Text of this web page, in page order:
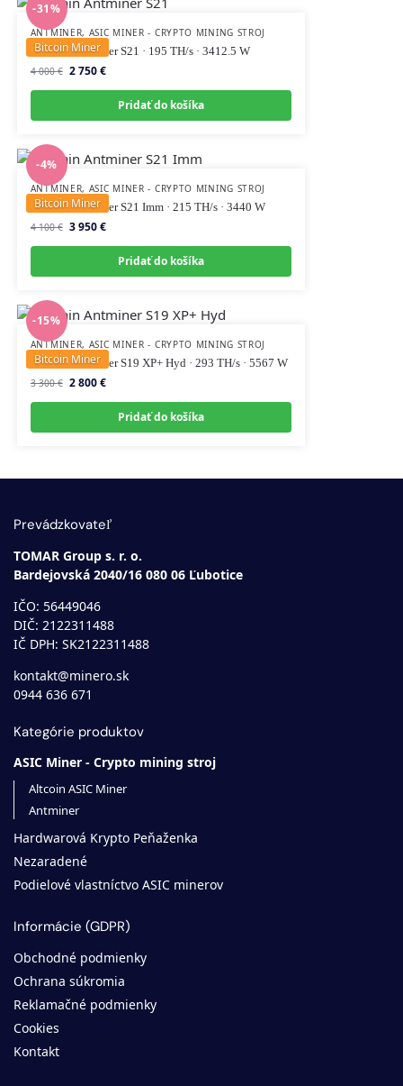
-31%
Bitcoin Miner
ANTMINER, ASIC MINER - CRYPTO MINING STROJ
Bitmain Antminer S21 · 195 TH/s · 3412.5 W
4 000€ 2 750€
Pridať do košíka
-4%
Bitcoin Miner
ANTMINER, ASIC MINER - CRYPTO MINING STROJ
Bitmain Antminer S21 Imm · 215 TH/s · 3440 W
4 100€ 3 950€
Pridať do košíka
-15%
Bitcoin Miner
ANTMINER, ASIC MINER - CRYPTO MINING STROJ
Bitmain Antminer S19 XP+ Hyd · 293 TH/s · 5567 W
3 300€ 2 800€
Pridať do košíka
Prevádzkovateľ
TOMAR Group s. r. o.
Bardejovská 2040/16 080 06 Ľubotice
IČO: 56449046
DIČ: 2122311488
IČ DPH: SK2122311488
kontakt@minero.sk
0944 636 671
Kategórie produktov
ASIC Miner - Crypto mining stroj
Altcoin ASIC Miner
Antminer
Hardwarová Krypto Peňaženka
Nezaradené
Podielové vlastníctvo ASIC minerov
Informácie (GDPR)
Obchodné podmienky
Ochrana súkromia
Reklamačné podmienky
Cookies
Kontakt
Zvažujete kúpu ASIC minera?
Na našom hlavnom webe
kalkulačky ziskovosti, návody a všetko
dôležité, čo potrebujete vedieť pred kúpou.